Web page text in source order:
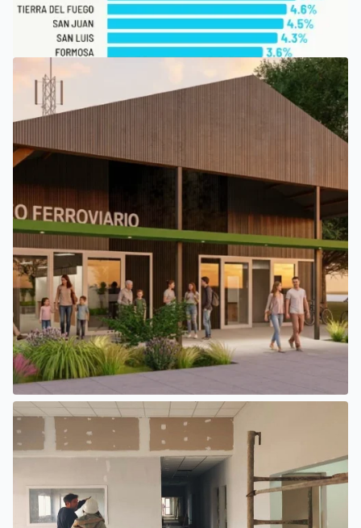
SAN LUIS
SAN LUIS, ENTRE LAS PROVINCIAS QUE PERCIBEN TASAS
MÁS BAJAS DE INGRESOS BRUTOS
SAN LUIS
EL INTENDENTE HISSA FIRMÓ EL LLAMADO A LICITACIÓN
PARA CONSTRUIR EL PASEO FERROVIARIO PARA
EMPRENDEDORES Y VENDEDORES